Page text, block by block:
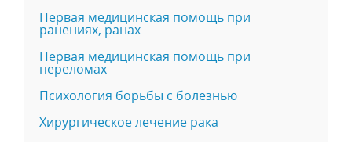
Первая медицинская помощь при
ранениях, ранах
Первая медицинская помощь при
переломах
Психология борьбы с болезнью
Хирургическое лечение рака